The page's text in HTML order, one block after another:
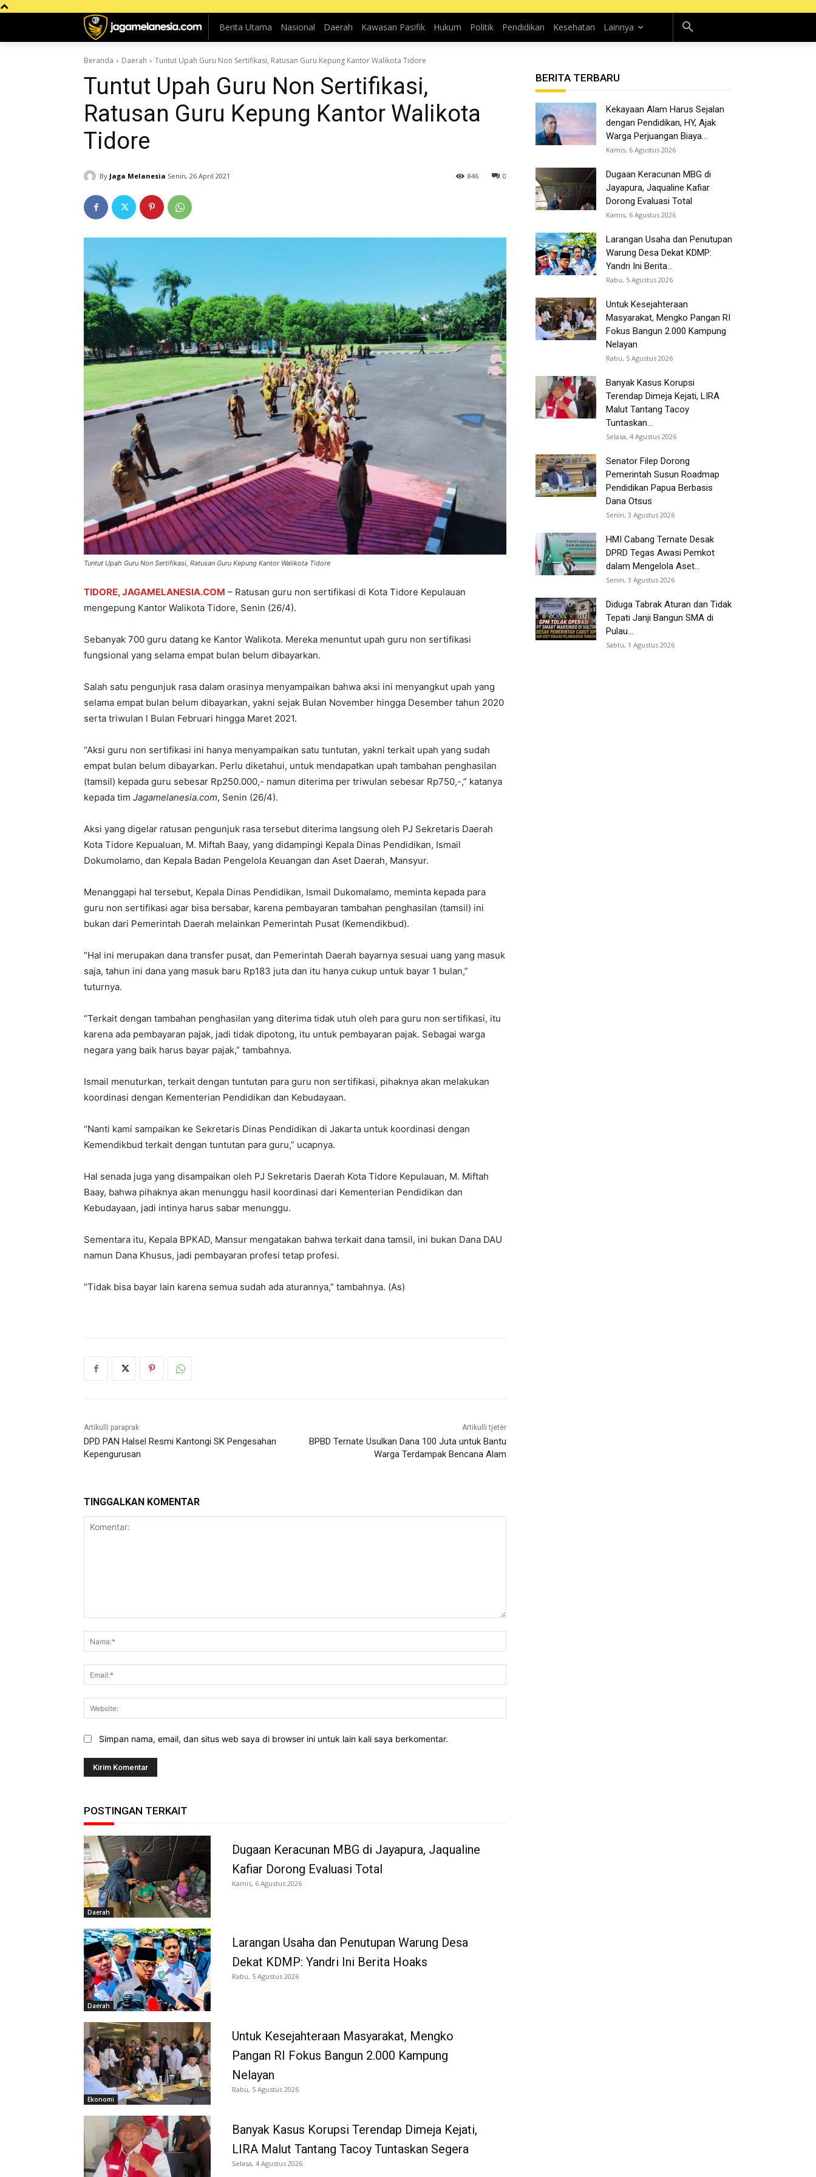
Berita Utama Nasional Daerah Kawasan Pasifik Hukum Politik Pendidikan Kesehatan Lainnya
Beranda Daerah Tuntut Upah Guru Non Sertifikasi, Ratusan Guru Kepung Kantor Walikota Tidore
Tuntut Upah Guru Non Sertifikasi,
Ratusan Guru Kepung Kantor Walikota
Tidore
By Jaga Melanesia Senin, 26 April 2021 0
846
Tuntut Upah Guru Non Sertifikasi, Ratusan Guru Kepung Kantor Walikota Tidore
TIDORE, JAGAMELANESIA.COM – Ratusan guru non sertifikasi di Kota Tidore Kepulauan
mengepung Kantor Walikota Tidore, Senin (26/4).
Sebanyak 700 guru datang ke Kantor Walikota. Mereka menuntut upah guru non sertifikasi
fungsional yang selama empat bulan belum dibayarkan.
Salah satu pengunjuk rasa dalam orasinya menyampaikan bahwa aksi ini menyangkut upah yang
selama empat bulan belum dibayarkan, yakni sejak Bulan November hingga Desember tahun 2020
serta triwulan l Bulan Februari hingga Maret 2021.
“Aksi guru non sertifikasi ini hanya menyampaikan satu tuntutan, yakni terkait upah yang sudah
empat bulan belum dibayarkan. Perlu diketahui, untuk mendapatkan upah tambahan penghasilan
(tamsil) kepada guru sebesar Rp250.000,- namun diterima per triwulan sebesar Rp750,-,” katanya
kepada tim Jagamelanesia.com, Senin (26/4).
Aksi yang digelar ratusan pengunjuk rasa tersebut diterima langsung oleh PJ Sekretaris Daerah
Kota Tidore Kepualuan, M. Miftah Baay, yang didampingi Kepala Dinas Pendidikan, Ismail
Dokumolamo, dan Kepala Badan Pengelola Keuangan dan Aset Daerah, Mansyur.
Menanggapi hal tersebut, Kepala Dinas Pendidikan, Ismail Dukomalamo, meminta kepada para
guru non sertifikasi agar bisa bersabar, karena pembayaran tambahan penghasilan (tamsil) ini
bukan dari Pemerintah Daerah melainkan Pemerintah Pusat (Kemendikbud).
“Hal ini merupakan dana transfer pusat, dan Pemerintah Daerah bayarnya sesuai uang yang masuk
saja, tahun ini dana yang masuk baru Rp183 juta dan itu hanya cukup untuk bayar 1 bulan,”
tuturnya.
“Terkait dengan tambahan penghasilan yang diterima tidak utuh oleh para guru non sertifikasi, itu
karena ada pembayaran pajak, jadi tidak dipotong, itu untuk pembayaran pajak. Sebagai warga
negara yang baik harus bayar pajak,” tambahnya.
Ismail menuturkan, terkait dengan tuntutan para guru non sertifikasi, pihaknya akan melakukan
koordinasi dengan Kementerian Pendidikan dan Kebudayaan.
“Nanti kami sampaikan ke Sekretaris Dinas Pendidikan di Jakarta untuk koordinasi dengan
Kemendikbud terkait dengan tuntutan para guru,” ucapnya.
Hal senada juga yang disampaikan oleh PJ Sekretaris Daerah Kota Tidore Kepulauan, M. Miftah
Baay, bahwa pihaknya akan menunggu hasil koordinasi dari Kementerian Pendidikan dan
Kebudayaan, jadi intinya harus sabar menunggu.
Sementara itu, Kepala BPKAD, Mansur mengatakan bahwa terkait dana tamsil, ini bukan Dana DAU
namun Dana Khusus, jadi pembayaran profesi tetap profesi.
“Tidak bisa bayar lain karena semua sudah ada aturannya,” tambahnya. (As)
Artikulli paraprak
DPD PAN Halsel Resmi Kantongi SK Pengesahan
Kepengurusan
Artikulli tjetër
BPBD Ternate Usulkan Dana 100 Juta untuk Bantu
Warga Terdampak Bencana Alam
TINGGALKAN KOMENTAR
Simpan nama, email, dan situs web saya di browser ini untuk lain kali saya berkomentar.
POSTINGAN TERKAIT
Daerah
Dugaan Keracunan MBG di Jayapura, Jaqualine
Kafiar Dorong Evaluasi Total
Kamis, 6 Agustus 2026
Daerah
Larangan Usaha dan Penutupan Warung Desa
Dekat KDMP: Yandri Ini Berita Hoaks
Rabu, 5 Agustus 2026
Ekonomi
Untuk Kesejahteraan Masyarakat, Mengko
Pangan RI Fokus Bangun 2.000 Kampung
Nelayan
Rabu, 5 Agustus 2026
Banyak Kasus Korupsi Terendap Dimeja Kejati,
LIRA Malut Tantang Tacoy Tuntaskan Segera
Selasa, 4 Agustus 2026
BERITA TERBARU
Kekayaan Alam Harus Sejalan
dengan Pendidikan, HY, Ajak
Warga Perjuangan Biaya...
Kamis, 6 Agustus 2026
Dugaan Keracunan MBG di
Jayapura, Jaqualine Kafiar
Dorong Evaluasi Total
Kamis, 6 Agustus 2026
Larangan Usaha dan Penutupan
Warung Desa Dekat KDMP:
Yandri Ini Berita...
Rabu, 5 Agustus 2026
Untuk Kesejahteraan
Masyarakat, Mengko Pangan RI
Fokus Bangun 2.000 Kampung
Nelayan
Rabu, 5 Agustus 2026
Banyak Kasus Korupsi
Terendap Dimeja Kejati, LIRA
Malut Tantang Tacoy
Tuntaskan...
Selasa, 4 Agustus 2026
Senator Filep Dorong
Pemerintah Susun Roadmap
Pendidikan Papua Berbasis
Dana Otsus
Senin, 3 Agustus 2026
HMI Cabang Ternate Desak
DPRD Tegas Awasi Pemkot
dalam Mengelola Aset...
Senin, 3 Agustus 2026
Diduga Tabrak Aturan dan Tidak
Tepati Janji Bangun SMA di
Pulau...
Sabtu, 1 Agustus 2026